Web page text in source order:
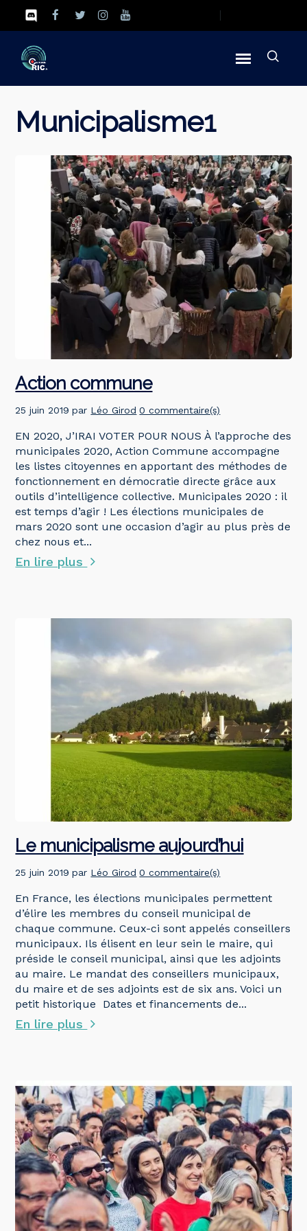
Municipalisme1
Action commune
25 juin 2019 par Léo Girod 0 commentaire(s)
EN 2020, J’IRAI VOTER POUR NOUS À l’approche des
municipales 2020, Action Commune accompagne
les listes citoyennes en apportant des méthodes de
fonctionnement en démocratie directe grâce aux
outils d’intelligence collective. Municipales 2020 : il
est temps d’agir ! Les élections municipales de
mars 2020 sont une occasion d’agir au plus près de
chez nous et...
En lire plus
Le municipalisme aujourd’hui
25 juin 2019 par Léo Girod 0 commentaire(s)
En France, les élections municipales permettent
d’élire les membres du conseil municipal de
chaque commune. Ceux-ci sont appelés conseillers
municipaux. Ils élisent en leur sein le maire, qui
préside le conseil municipal, ainsi que les adjoints
au maire. Le mandat des conseillers municipaux,
du maire et de ses adjoints est de six ans. Voici un
petit historique Dates et financements de...
En lire plus